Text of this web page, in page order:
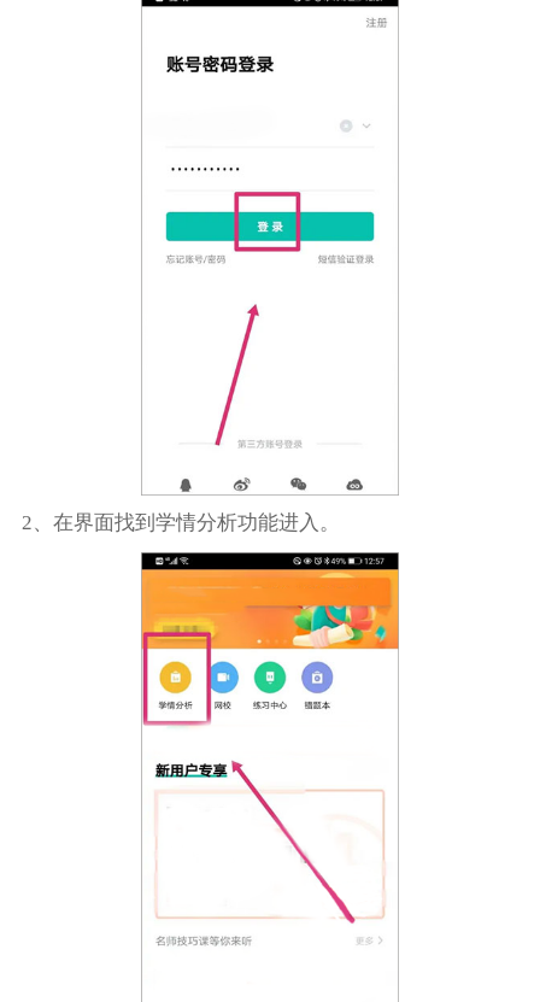
2、在界面找到学情分析功能进入。